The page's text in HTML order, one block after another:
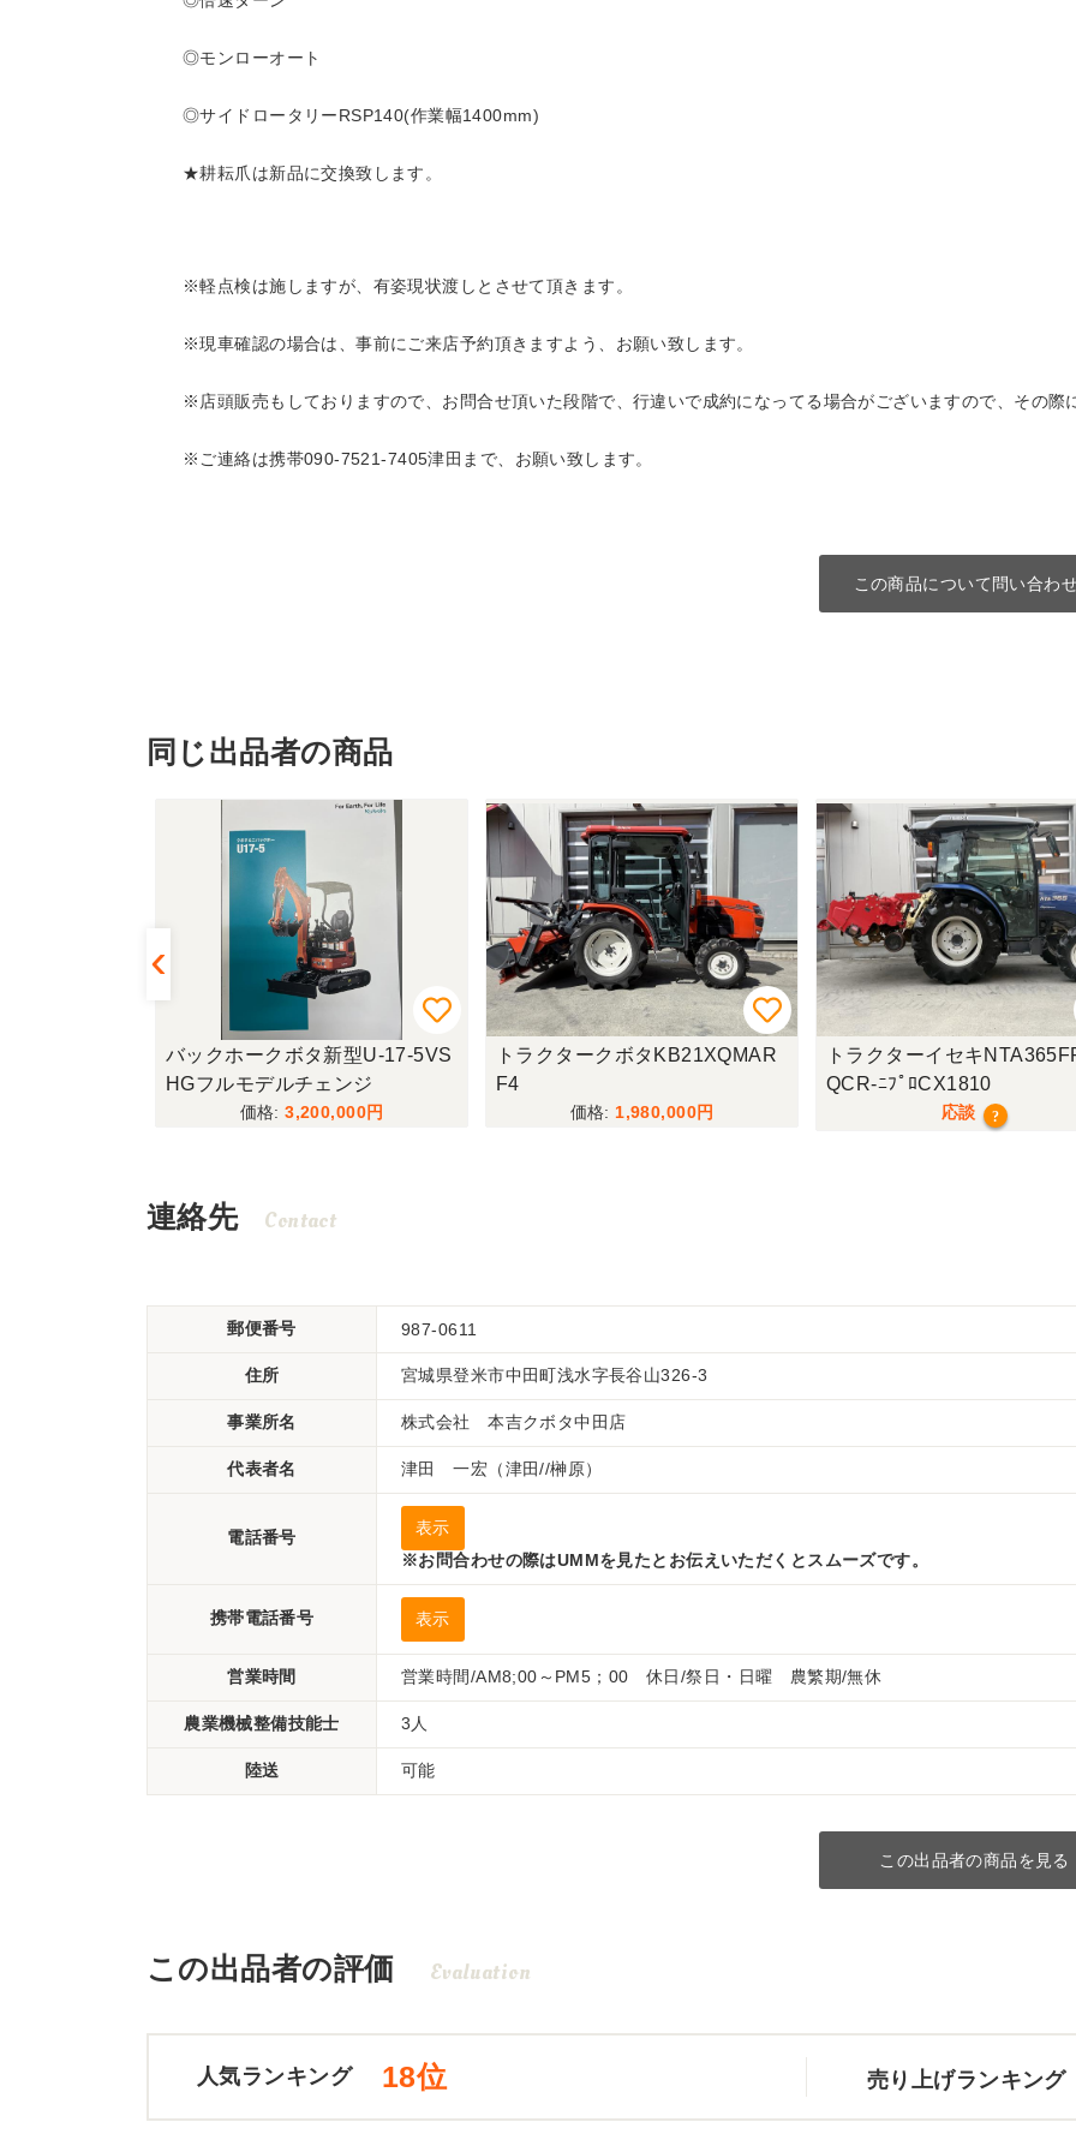
◎モンローオート
◎サイドロータリーRSP140(作業幅1400mm)
★耕耘爪は新品に交換致します。
※軽点検は施しますが、有姿現状渡しとさせて頂きます。
※現車確認の場合は、事前にご来店予約頂きますよう、お願い致します。
※店頭販売もしておりますので、お問合せ頂いた段階で、行違いで成約になってる場合がございますので、その際
※ご連絡は携帯090-7521-7405津田まで、お願い致します。
この商品について問い合わ
同じ出品者の商品
トラクタークボタKB21XQMAR
F4
1,980,000
トラクターイセキNTA365FF-G
QCR-ﾆﾌﾟﾛCX1810
応談 ?
トラクタークボタ
3 ﾘﾐﾃｯﾄﾞ
1,290,000
連絡先 Contact
郵便番号 987-0611
住所 宮城県登米市中田町浅水字長谷山326-3
事業所名 株式会社 本吉クボタ中田店
代表者名 津田 一宏（津田//榊原）
電話番号
表示
※お問合わせの際はUMMを見たとお伝えいただくとスムーズです。
携帯電話番号 表示
営業時間 営業時間/AM8;00～PM5；00 休日/祭日・日曜 農繁期/無休
農業機械整備技能士 3人
陸送 可能
この出品者の商品を見る
この出品者の評価 Evaluation
人気ランキング 18位 売り上げランキング